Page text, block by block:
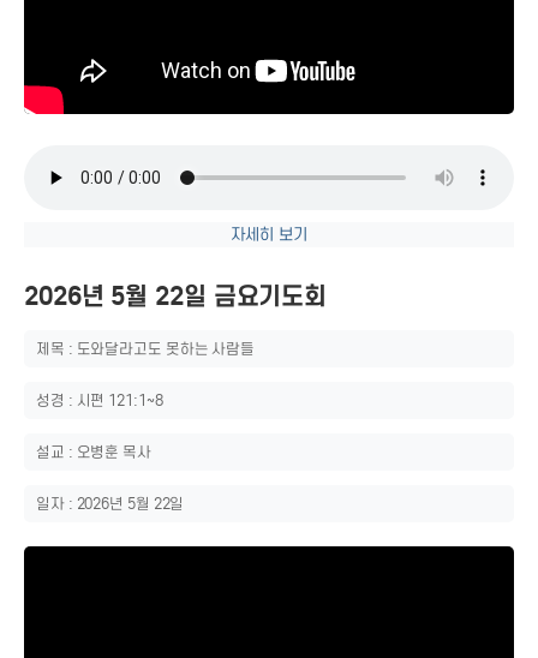
자세히 보기
2026년 5월 22일 금요기도회
제목 : 도와달라고도 못하는 사람들
성경 : 시편 121:1~8
설교 : 오병훈 목사
일자 : 2026년 5월 22일